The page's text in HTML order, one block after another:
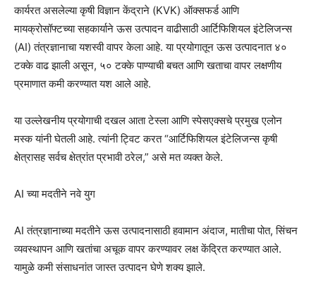
कार्यरत असलेल्या कृषी विज्ञान केंद्राने (KVK) ऑक्सफर्ड आणि
मायक्रोसॉफ्टच्या सहकार्याने ऊस उत्पादन वाढीसाठी आर्टिफिशियल इंटेलिजन्स
(AI) तंत्रज्ञानाचा यशस्वी वापर केला आहे. या प्रयोगातून ऊस उत्पादनात ४०
टक्के वाढ झाली असून, ५० टक्के पाण्याची बचत आणि खताचा वापर लक्षणीय
प्रमाणात कमी करण्यात यश आले आहे.
या उल्लेखनीय प्रयोगाची दखल आता टेस्ला आणि स्पेसएक्सचे प्रमुख एलोन
मस्क यांनी घेतली आहे. त्यांनी ट्विट करत “आर्टिफिशियल इंटेलिजन्स कृषी
क्षेत्रासह सर्वच क्षेत्रांत प्रभावी ठरेल,” असे मत व्यक्त केले.
AI च्या मदतीने नवे युग
AI तंत्रज्ञानाच्या मदतीने ऊस उत्पादनासाठी हवामान अंदाज, मातीचा पोत, सिंचन
व्यवस्थापन आणि खतांचा अचूक वापर करण्यावर लक्ष केंद्रित करण्यात आले.
यामुळे कमी संसाधनांत जास्त उत्पादन घेणे शक्य झाले.